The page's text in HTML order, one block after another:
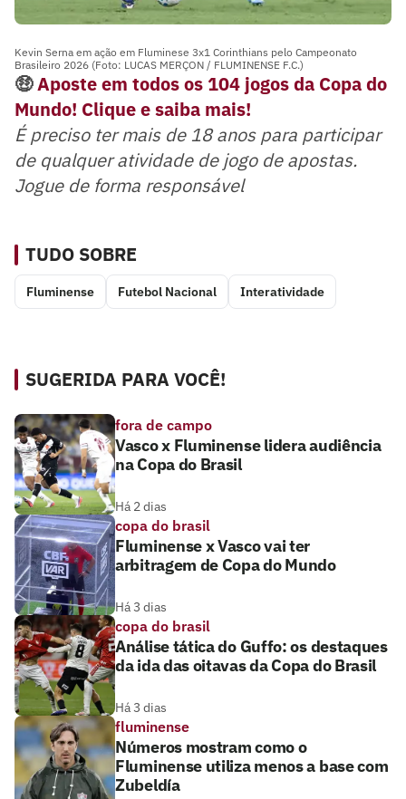
Kevin Serna em ação em Fluminese 3x1 Corinthians pelo Campeonato
Brasileiro 2026 (Foto: LUCAS MERÇON / FLUMINENSE F.C.)
🤑Aposte em todos os 104 jogos da Copa do
Mundo! Clique e saiba mais!
É preciso ter mais de 18 anos para participar
de qualquer atividade de jogo de apostas.
Jogue de forma responsável
TUDO SOBRE
Fluminense Futebol Nacional Interatividade
SUGERIDA PARA VOCÊ!
fora de campo
Vasco x Fluminense lidera audiência
na Copa do Brasil
Há 2 dias
copa do brasil
Fluminense x Vasco vai ter
arbitragem de Copa do Mundo
Há 3 dias
copa do brasil
Análise tática do Guffo: os destaques
da ida das oitavas da Copa do Brasil
Há 3 dias
fluminense
Números mostram como o
Fluminense utiliza menos a base com
Zubeldía